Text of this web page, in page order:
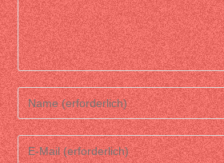
Enter
your
name
or
Enter